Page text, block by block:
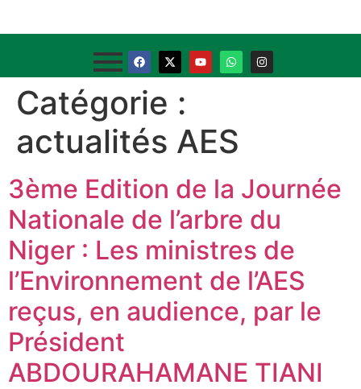
Catégorie :
actualités AES
3ème Edition de la Journée
Nationale de l’arbre du
Niger : Les ministres de
l’Environnement de l’AES
reçus, en audience, par le
Président
ABDOURAHAMANE TIANI